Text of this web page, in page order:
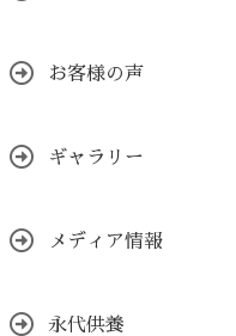
お客様の声
ギャラリー
メディア情報
永代供養